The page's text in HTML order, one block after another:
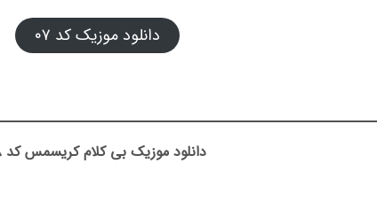
دانلود موزیک کد ۰۷
دانلود موزیک بی کلام کریسمس کد ۰۸